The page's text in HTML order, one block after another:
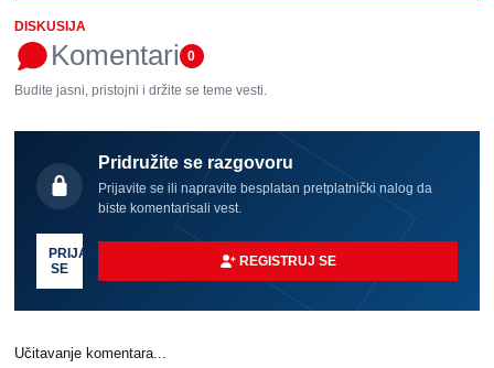
DISKUSIJA
Komentari 0
Budite jasni, pristojni i držite se teme vesti.
Pridružite se razgovoru
Prijavite se ili napravite besplatan pretplatnički nalog da
biste komentarisali vest.
PRIJAVI
SE
REGISTRUJ SE
Učitavanje komentara...